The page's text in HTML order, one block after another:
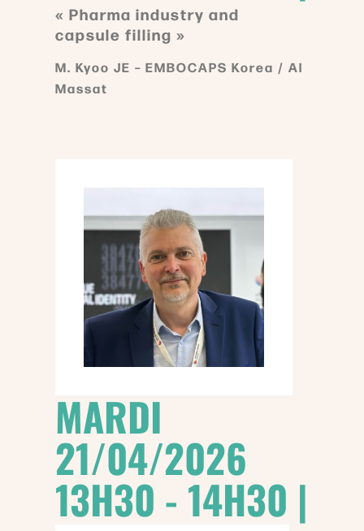
« Pharma industry and
capsule filling »
M. Kyoo JE – EMBOCAPS Korea / Al
Massat
MARDI
21/04/2026
13H30 - 14H30 |